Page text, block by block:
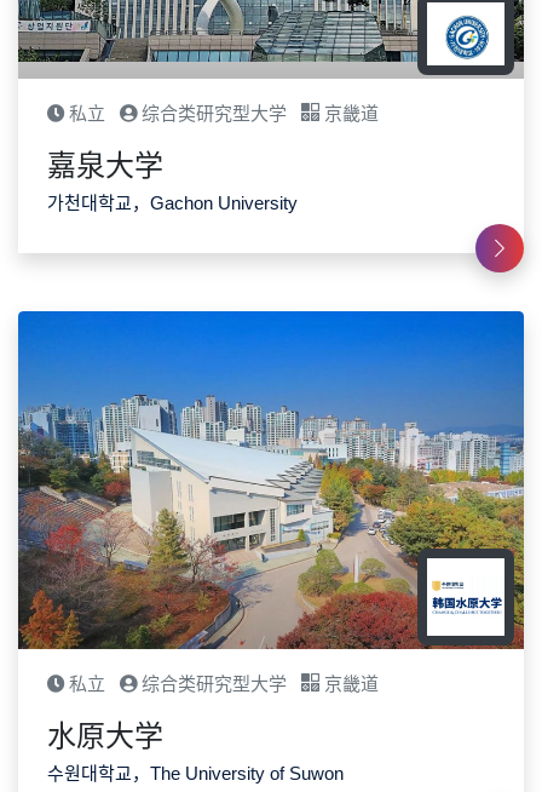
私立 综合类研究型大学 京畿道
嘉泉大学
가천대학교，Gachon University
私立 综合类研究型大学 京畿道
水原大学
수원대학교，The University of Suwon